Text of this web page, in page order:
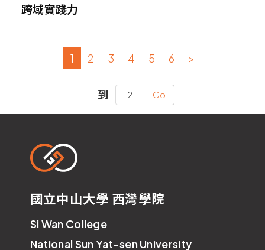
跨域實踐力
1 2 3 4 5 6 >
到 Go
國立中山大學 西灣學院
Si Wan College
National Sun Yat-sen University